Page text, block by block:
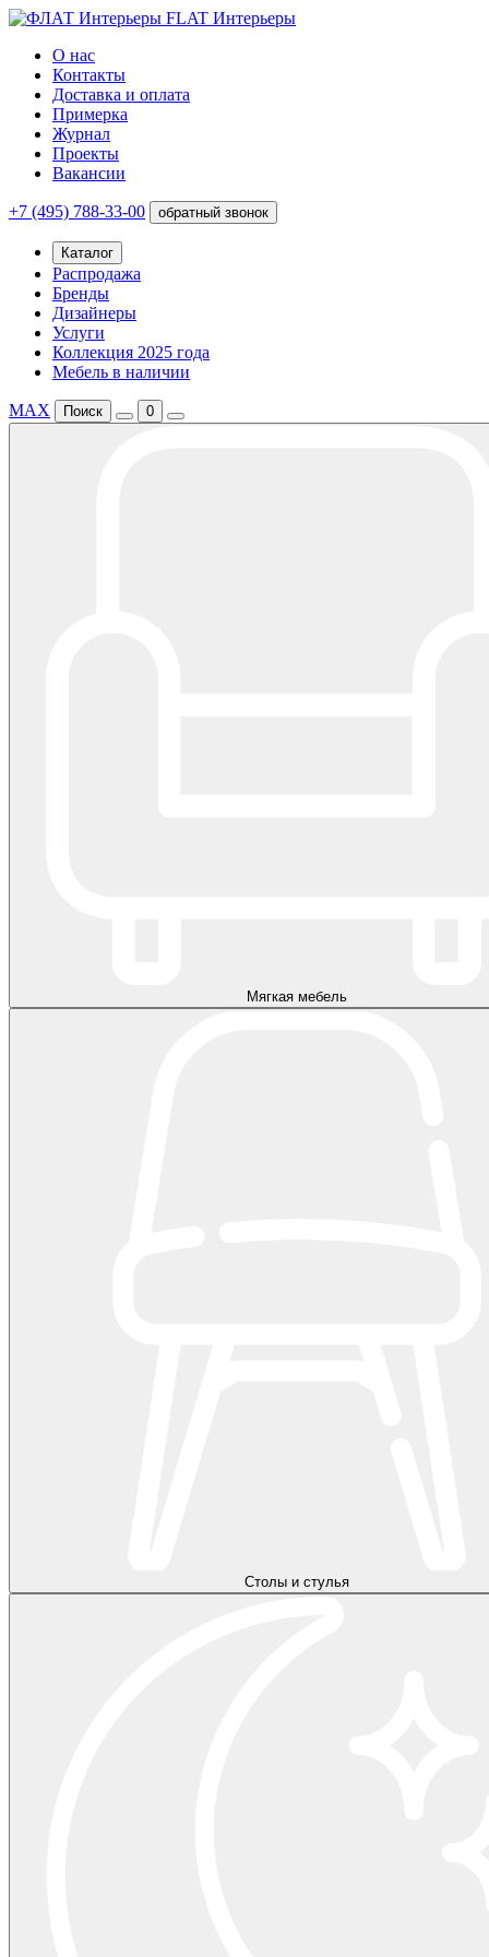
FLAT Интерьеры
О нас
Контакты
Доставка и оплата
Примерка
Журнал
Проекты
Вакансии
+7 (495) 788-33-00 обратный звонок
Каталог
Распродажа
Бренды
Дизайнеры
Услуги
Коллекция 2025 года
Мебель в наличии
MAX Поиск 0
Мягкая мебель
Столы и стулья